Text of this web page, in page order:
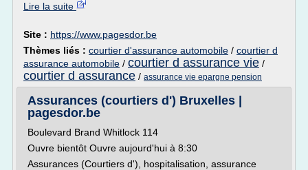
Lire la suite
Site : https://www.pagesdor.be
Thèmes liés : courtier d'assurance automobile / courtier d
assurance automobile / courtier d assurance vie /
courtier d assurance / assurance vie epargne pension
Assurances (courtiers d') Bruxelles |
pagesdor.be
Boulevard Brand Whitlock 114
Ouvre bientôt Ouvre aujourd'hui à 8:30
Assurances (Courtiers d'), hospitalisation, assurance